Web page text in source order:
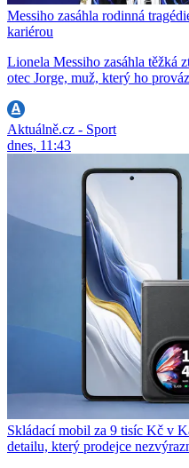
Messiho zasáhla rodinná
kariérou
Lionela Messiho zasáhla těžká
otec Jorge, muž, který ho
Aktuálně.cz - Sport
dnes, 11:43
Skládací mobil za 9 tisíc Kč v
detailu, který prodejce